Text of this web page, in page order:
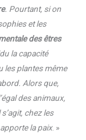
. Pourtant, si on
et les
des êtres
la capacité
les plantes même
Alors que,
des animaux,
chez les
la paix. »